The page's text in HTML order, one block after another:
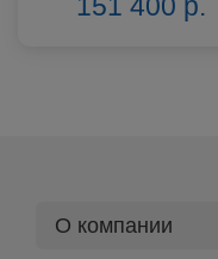
151 400 р.
О компании